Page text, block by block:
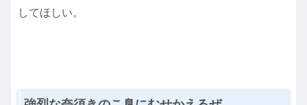
してほしい。